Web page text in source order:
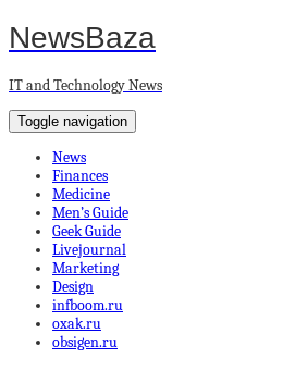
NewsBaza
IT and Technology News
Toggle navigation
News
Finances
Medicine
Men’s Guide
Geek Guide
Livejournal
Marketing
Design
infboom.ru
oxak.ru
obsigen.ru